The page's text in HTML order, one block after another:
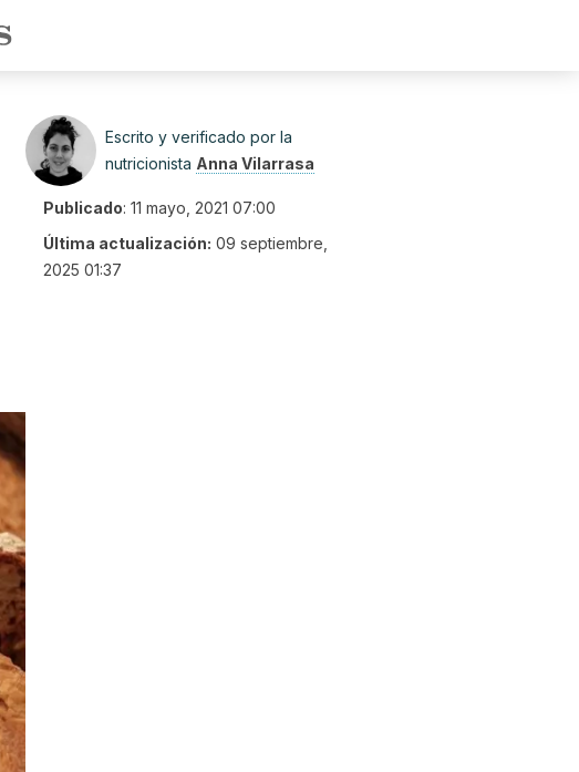
Escrito y verificado por la
nutricionista Anna Vilarrasa
Publicado: 11 mayo, 2021 07:00
Última actualización: 09 septiembre,
2025 01:37